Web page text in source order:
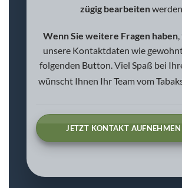
zügig bearbeitenwerden.
Wenn Sie weitere Fragen haben
unsere Kontaktdaten wie
folgenden Button. Viel Spaß bei
wünscht Ihnen Ihr Team vom
JETZT KONTAKT AUFNEHMEN